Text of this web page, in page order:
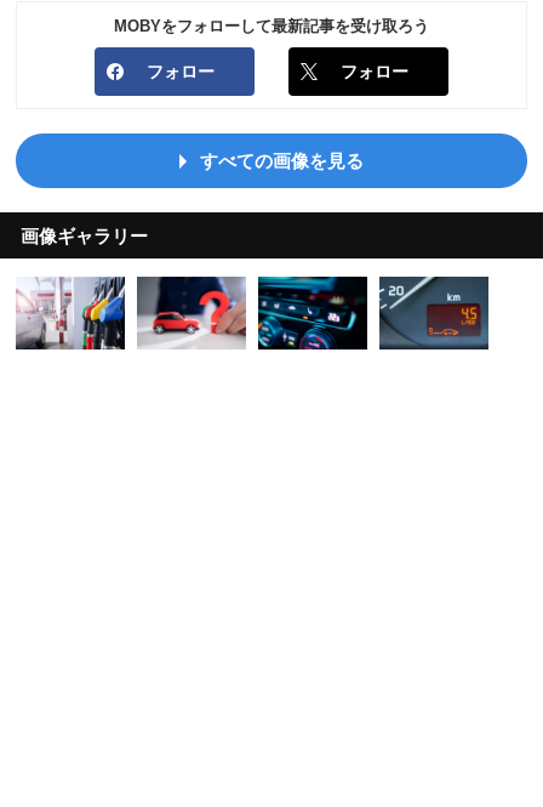
MOBYをフォローして最新記事を受け取ろう
フォロー フォロー
すべての画像を見る
画像ギャラリー